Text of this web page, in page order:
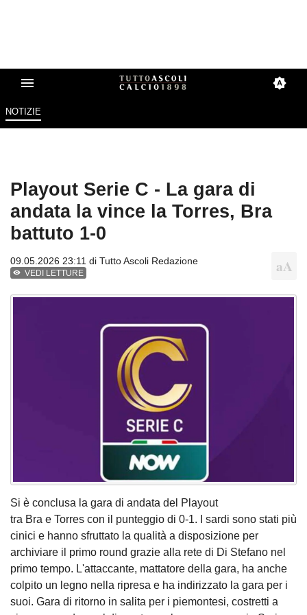
NOTIZIE
Playout Serie C - La gara di
andata la vince la Torres, Bra
battuto 1-0
09.05.2026 23:11 di Tutto Ascoli Redazione
VEDI LETTURE
Si è conclusa la gara di andata del Playout
tra Bra e Torres con il punteggio di 0-1. I sardi sono stati più
cinici e hanno sfruttato la qualità a disposizione per
archiviare il primo round grazie alla rete di Di Stefano nel
primo tempo. L'attaccante, mattatore della gara, ha anche
colpito un legno nella ripresa e ha indirizzato la gara per i
suoi. Gara di ritorno in salita per i piemontesi, costretti a